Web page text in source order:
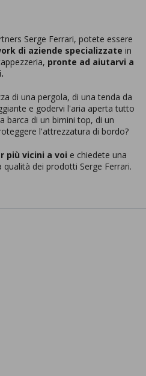
Serge Ferrari, potete essere
di aziende specializzate in
pronte ad aiutarvi a
di una pergola, di una tenda da
e godervi l'aria aperta tutto
barca di un bimini top, di un
l'attrezzatura di bordo?
più vicini a voi e chiedete una
dei prodotti Serge Ferrari.